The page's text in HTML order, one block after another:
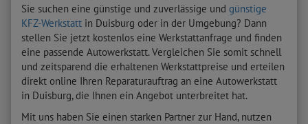
Sie suchen eine günstige und zuverlässige und günstige
KFZ-Werkstatt in Duisburg oder in der Umgebung? Dann
stellen Sie jetzt kostenlos eine Werkstattanfrage und finden
eine passende Autowerkstatt. Vergleichen Sie somit schnell
und zeitsparend die erhaltenen Werkstattpreise und erteilen
direkt online Ihren Reparaturauftrag an eine Autowerkstatt
in Duisburg, die Ihnen ein Angebot unterbreitet hat.
Mit uns haben Sie einen starken Partner zur Hand, nutzen